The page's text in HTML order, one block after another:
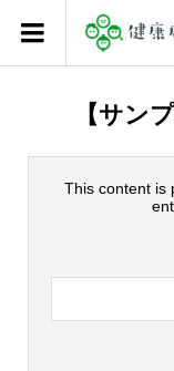
【サン
This content is